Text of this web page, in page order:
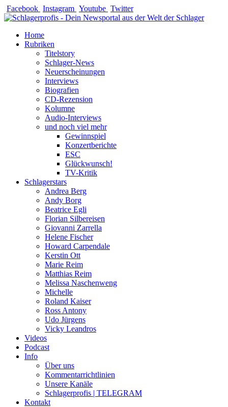
Zum
Inhalt
Facebook Instagram Youtube Twitter
Home
Rubriken
Titelstory
Schlager-News
Neuerscheinungen
Interviews
Biografien
CD-Rezension
Kolumne
Audio-Interviews
und noch viel mehr
Gewinnspiel
Konzertberichte
ESC
Glückwunsch!
TV-Kritik
Schlagerstars
Andrea Berg
Andy Borg
Beatrice Egli
Florian Silbereisen
Giovanni Zarrella
Helene Fischer
Howard Carpendale
Kerstin Ott
Marie Reim
Matthias Reim
Melissa Naschenweng
Michelle
Roland Kaiser
Ross Antony
Udo Jürgens
Vicky Leandros
Videos
Podcast
Info
Über uns
Kommentarrichtlinien
Unsere Kanäle
Schlagerprofis | TELEGRAM
Kontakt